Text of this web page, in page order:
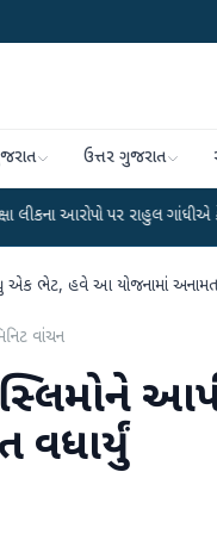
ઉત્તર ગુજરાત
રાહુલ ગાંધીએ કેન્દ્ર પર પ્રહાર
એક ભેટ, હવે આ યોજનામાં અનામત
વાંચન
મુસ્લિમોને
વધાર્યું